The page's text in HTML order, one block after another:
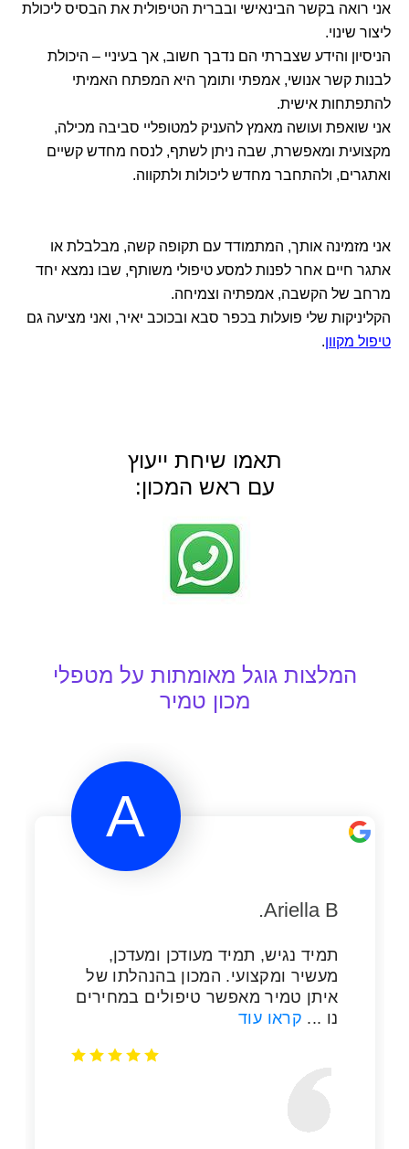
אני רואה בקשר הבינאישי ובברית הטיפולית את הבסיס ליכולת
ליצור שינוי.
הניסיון והידע שצברתי הם נדבך חשוב, אך בעיניי – היכולת
לבנות קשר אנושי, אמפתי ותומך היא המפתח האמיתי
להתפתחות אישית.
אני שואפת ועושה מאמץ להעניק למטופליי סביבה מכילה,
מקצועית ומאפשרת, שבה ניתן לשתף, לנסח מחדש קשיים
ואתגרים, ולהתחבר מחדש ליכולות ולתקווה.
אני מזמינה אותך, המתמודד עם תקופה קשה, מבלבלת או
אתגר חיים אחר לפנות למסע טיפולי משותף, שבו נמצא יחד
מרחב של הקשבה, אמפתיה וצמיחה.
הקליניקות שלי פועלות בכפר סבא ובכוכב יאיר, ואני מציעה גם
טיפול מקוון.
תאמו שיחת ייעוץ
עם ראש המכון: